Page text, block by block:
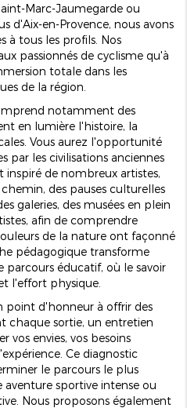
Marc-Jaumegarde ou
d'Aix-en-Provence, nous avons
à tous les profils. Nos
passionnés de cyclisme qu'à
totale dans les
de la région.
notamment des
en lumière l'histoire, la
Vous aurez l'opportunité
par les civilisations anciennes
inspiré de nombreux artistes,
des pauses culturelles
galeries, des musées en plein
afin de comprendre
de la nature ont façonné
pédagogique transforme
éducatif, où le savoir
l'effort physique.
point d'honneur à offrir des
chaque sortie, un entretien
vos envies, vos besoins
Ce diagnostic
le parcours le plus
sportive intense ou
Nous proposons également